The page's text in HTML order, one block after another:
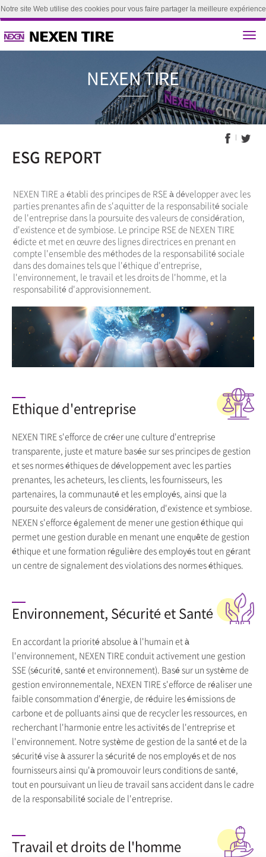
Notre site Web utilise des cookies pour vous faire partager la meilleure expérience
NEXEN
ESG REPORT
NEXEN TIRE a établi des principes de RSE à développer avec les
parties prenantes afin de s'aquitter de la responsabilité sociale
de l'entreprise dans la poursuite des valeurs de considération,
d'existence et de symbiose. Le principe RSE de NEXEN TIRE
édicte et met en œuvre des lignes directrices en prenant en
compte l'ensemble des méthodes de la responsabilité sociale
dans des domaines tels que l'éthique d'entreprise,
l'environnement, le travail et les droits de l'homme, et la
responsabilité d'approvisionnement.
Ethique d'entreprise
NEXEN TIRE s'efforce de créer une culture d'entreprise
transparente, juste et mature basée sur ses principes de gestion
et ses normes éthiques de développement avec les parties
prenantes, les acheteurs, les clients, les fournisseurs, les
partenaires, la communauté et les employés, ainsi que la
poursuite des valeurs de considération, d'existence et symbiose.
NEXEN s'efforce également de mener une gestion éthique qui
permet une gestion durable en menant une enquête de gestion
éthique et une formation régulière des employés tout en gérant
un centre de signalement des violations des normes éthiques.
Environnement, Sécurité et Santé
En accordant la priorité absolue à l'humain et à
l'environnement, NEXEN TIRE conduit activement une gestion
SSE (sécurité, santé et environnement). Basé sur un système de
gestion environnementale, NEXEN TIRE s'efforce de réaliser une
faible consommation d'énergie, de réduire les émissions de
carbone et de polluants ainsi que de recycler les ressources, en
recherchant l'harmonie entre les activités de l'entreprise et
l'environnement. Notre système de gestion de la santé et de la
sécurité vise à assurer la sécurité de nos employés et de nos
fournisseurs ainsi qu'à promouvoir leurs conditions de santé,
tout en poursuivant un lieu de travail sans accident dans le cadre
de la responsabilité sociale de l'entreprise.
Travail et droits de l'homme